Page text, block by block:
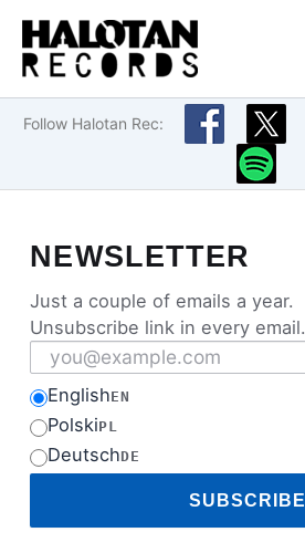
Przejdź
do
treści
Follow Halotan Rec:
NEWSLETTER
Just a couple of emails a year.
Unsubscribe link in every email.
Email address
EnglishEN
PolskiPL
DeutschDE
SUBSCRIBE